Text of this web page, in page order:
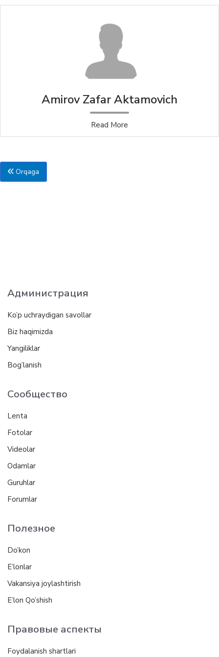
Amirov Zafar Aktamovich
Read More
Orqaga
Администрация
Ko’p uchraydigan savollar
Biz haqimizda
Yangiliklar
Bog’lanish
Сообщество
Lenta
Fotolar
Videolar
Odamlar
Guruhlar
Forumlar
Полезное
Do’kon
E’lonlar
Vakansiya joylashtirish
E’lon Qo’shish
Правовые аспекты
Foydalanish shartlari